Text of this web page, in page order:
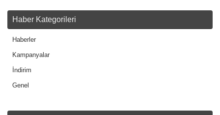
Haber Kategorileri
Haberler
Kampanyalar
İndirim
Genel